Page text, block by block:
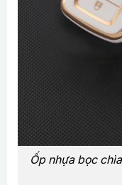
Ốp nhựa bọc